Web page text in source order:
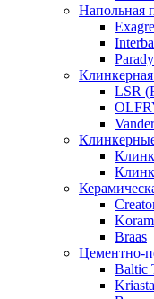
Напольная
Клинкерная
LSR
Braas
Цементно-
Baltic